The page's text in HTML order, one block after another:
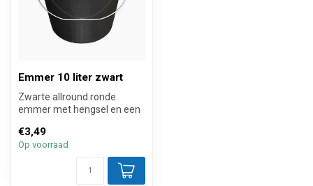
Emmer 10 liter zwart
Zwarte allround ronde
emmer met hengsel en een
nie...
€3,49
Op voorraad